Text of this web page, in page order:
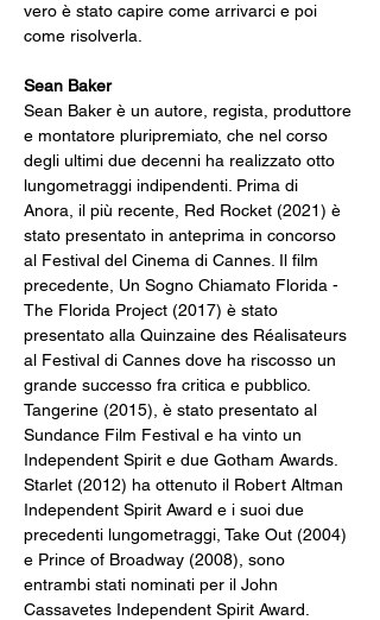
vero è stato capire come arrivarci e poi
come risolverla.
Sean Baker
Sean Baker è un autore, regista, produttore
e montatore pluripremiato, che nel corso
degli ultimi due decenni ha realizzato otto
lungometraggi indipendenti. Prima di
Anora, il più recente, Red Rocket (2021) è
stato presentato in anteprima in concorso
al Festival del Cinema di Cannes. Il film
precedente, Un Sogno Chiamato Florida -
The Florida Project (2017) è stato
presentato alla Quinzaine des Réalisateurs
al Festival di Cannes dove ha riscosso un
grande successo fra critica e pubblico.
Tangerine (2015), è stato presentato al
Sundance Film Festival e ha vinto un
Independent Spirit e due Gotham Awards.
Starlet (2012) ha ottenuto il Robert Altman
Independent Spirit Award e i suoi due
precedenti lungometraggi, Take Out (2004)
e Prince of Broadway (2008), sono
entrambi stati nominati per il John
Cassavetes Independent Spirit Award.